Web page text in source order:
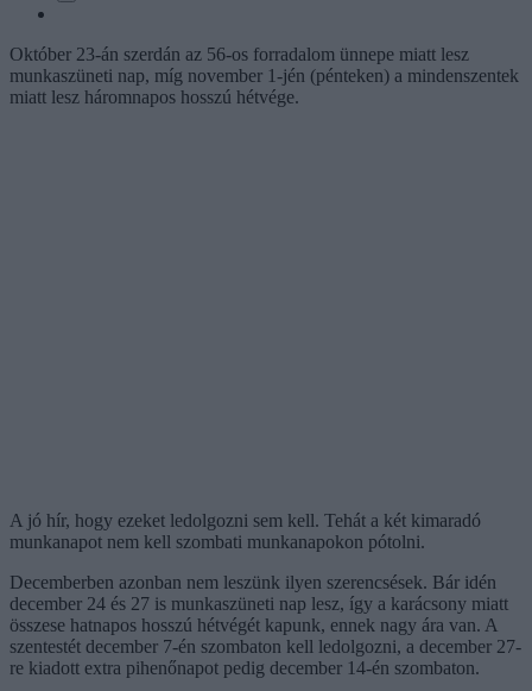
Október 23-án szerdán az 56-os forradalom ünnepe miatt lesz
munkaszüneti nap, míg november 1-jén (pénteken) a mindenszentek
miatt lesz háromnapos hosszú hétvége.
A jó hír, hogy ezeket ledolgozni sem kell. Tehát a két kimaradó
munkanapot nem kell szombati munkanapokon pótolni.
Decemberben azonban nem leszünk ilyen szerencsések. Bár idén
december 24 és 27 is munkaszüneti nap lesz, így a karácsony miatt
összese hatnapos hosszú hétvégét kapunk, ennek nagy ára van. A
szentestét december 7-én szombaton kell ledolgozni, a december 27-
re kiadott extra pihenőnapot pedig december 14-én szombaton.